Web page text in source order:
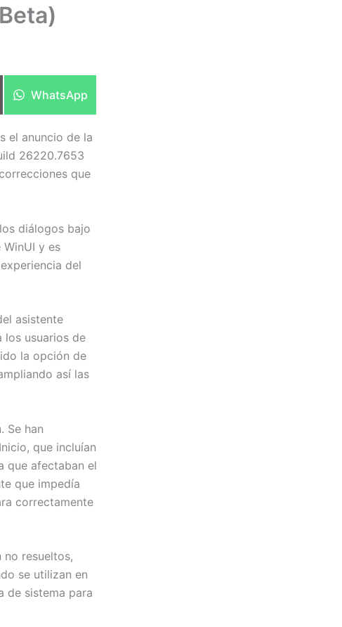
Compartir
WhatsApp
el anuncio de la
26220.7653
que
diálogos bajo
y es
del
asistente
los usuarios de
la opción de
así las
Se han
que incluían
que afectaban el
que impedía
correctamente
no resueltos,
se utilizan en
de sistema para